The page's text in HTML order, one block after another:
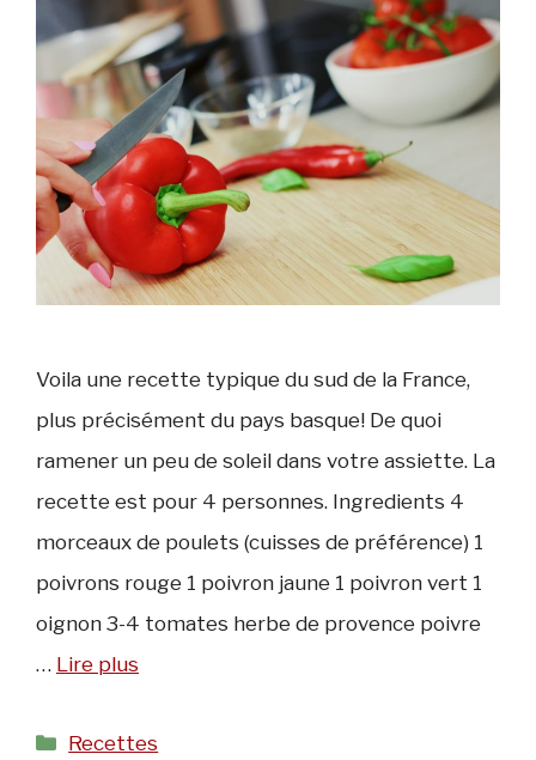
Voila une recette typique du sud de la France,
plus précisément du pays basque! De quoi
ramener un peu de soleil dans votre assiette. La
recette est pour 4 personnes. Ingredients 4
morceaux de poulets (cuisses de préférence) 1
poivrons rouge 1 poivron jaune 1 poivron vert 1
oignon 3-4 tomates herbe de provence poivre
… Lire plus
Catégories
Recettes